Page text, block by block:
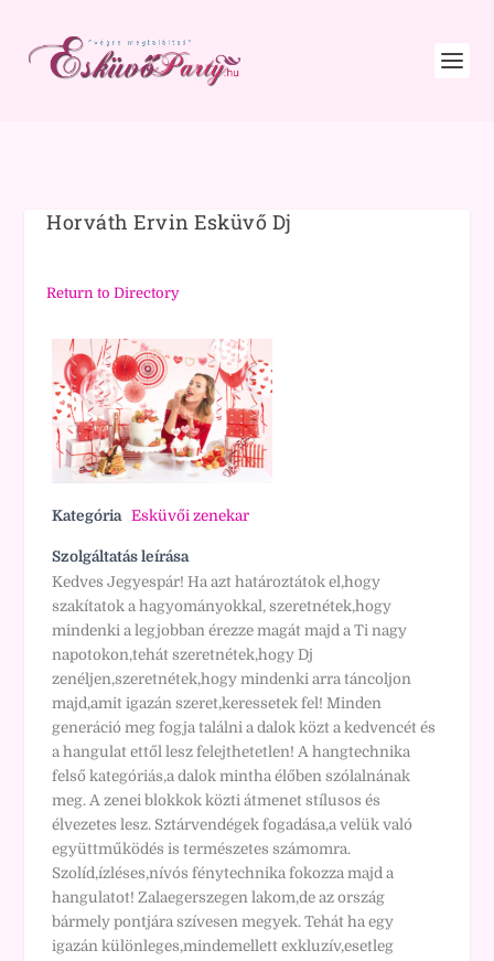
Horváth Ervin Esküvő Dj
Return to Directory
Kategória Esküvői zenekar
Szolgáltatás leírása
Kedves Jegyespár! Ha azt határoztátok el,hogy
szakítatok a hagyományokkal, szeretnétek,hogy
mindenki a legjobban érezze magát majd a Ti nagy
napotokon,tehát szeretnétek,hogy Dj
zenéljen,szeretnétek,hogy mindenki arra táncoljon
majd,amit igazán szeret,keressetek fel! Minden
generáció meg fogja találni a dalok közt a kedvencét és
a hangulat ettől lesz felejthetetlen! A hangtechnika
felső kategóriás,a dalok mintha élőben szólalnának
meg. A zenei blokkok közti átmenet stílusos és
élvezetes lesz. Sztárvendégek fogadása,a velük való
együttműködés is természetes számomra.
Szolíd,ízléses,nívós fénytechnika fokozza majd a
hangulatot! Zalaegerszegen lakom,de az ország
bármely pontjára szívesen megyek. Tehát ha egy
igazán különleges,mindemellett exkluzív,esetleg